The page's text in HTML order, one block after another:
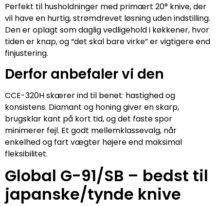
Perfekt til husholdninger med primært 20° knive, der
vil have en hurtig, strømdrevet løsning uden indstilling.
Den er oplagt som daglig vedligehold i køkkener, hvor
tiden er knap, og “det skal bare virke” er vigtigere end
finjustering.
Derfor anbefaler vi den
CCE-320H skærer ind til benet: hastighed og
konsistens. Diamant og honing giver en skarp,
brugsklar kant på kort tid, og det faste spor
minimerer fejl. Et godt mellemklassevalg, når
enkelhed og fart vægter højere end maksimal
fleksibilitet.
Global G-91/SB – bedst til
japanske/tynde knive